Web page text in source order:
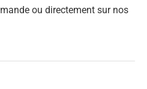
ou directement sur nos